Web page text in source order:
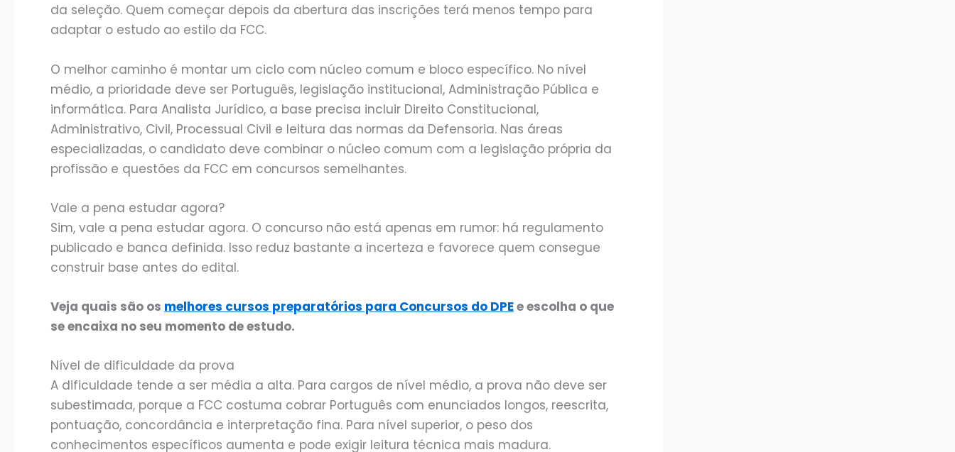
da seleção. Quem começar depois da abertura das inscrições terá menos tempo para
adaptar o estudo ao estilo da FCC.
O melhor caminho é montar um ciclo com núcleo comum e bloco específico. No nível
médio, a prioridade deve ser Português, legislação institucional, Administração Pública e
informática. Para Analista Jurídico, a base precisa incluir Direito Constitucional,
Administrativo, Civil, Processual Civil e leitura das normas da Defensoria. Nas áreas
especializadas, o candidato deve combinar o núcleo comum com a legislação própria da
profissão e questões da FCC em concursos semelhantes.
Vale a pena estudar agora?
Sim, vale a pena estudar agora. O concurso não está apenas em rumor: há regulamento
publicado e banca definida. Isso reduz bastante a incerteza e favorece quem consegue
construir base antes do edital.
Veja quais são os melhores cursos preparatórios para Concursos do DPEe escolha o que
se encaixa no seu momento de estudo.
Nível de dificuldade da prova
A dificuldade tende a ser média a alta. Para cargos de nível médio, a prova não deve ser
subestimada, porque a FCC costuma cobrar Português com enunciados longos, reescrita,
pontuação, concordância e interpretação fina. Para nível superior, o peso dos
conhecimentos específicos aumenta e pode exigir leitura técnica mais madura.